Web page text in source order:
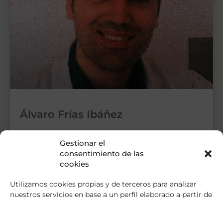
Gestionar el
consentimiento de las
cookies
Utilizamos cookies propias y de terceros para analizar
nuestros servicios en base a un perfil elaborado a partir de
Álvaro Frías Ibáñez
Psicología por la Universidad de Valencia (1999-
2004), y Premio Extraordinario de Licenciatura.
Obtuvo el título de Especialista
LEER MÁS »